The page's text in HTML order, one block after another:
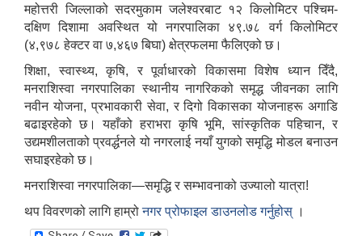
महोत्तरी जिल्लाको सदरमुकाम जलेश्वरबाट १२ किलोमिटर पश्चिम-
दक्षिण दिशामा अवस्थित यो नगरपालिका ४९.७८ वर्ग किलोमिटर
(४,९७८ हेक्टर वा ७,४६७ बिघा) क्षेत्रफलमा फैलिएको छ।
शिक्षा, स्वास्थ्य, कृषि, र पूर्वाधारको विकासमा विशेष ध्यान दिँदै,
मनराशिस्वा नगरपालिका स्थानीय नागरिकको समृद्ध जीवनका लागि
नवीन योजना, प्रभावकारी सेवा, र दिगो विकासका योजनाहरू अगाडि
बढाइरहेको छ। यहाँको हराभरा कृषि भूमि, सांस्कृतिक पहिचान, र
उद्यमशीलताको प्रवर्द्धनले यो नगरलाई नयाँ युगको समृद्धि मोडल बनाउन
सघाइरहेको छ।
मनराशिस्वा नगरपालिका—समृद्धि र सम्भावनाको उज्यालो यात्रा!
थप विवरणको लागि हाम्रोनगर प्रोफाइल डाउनलोड गर्नुहोस् ।